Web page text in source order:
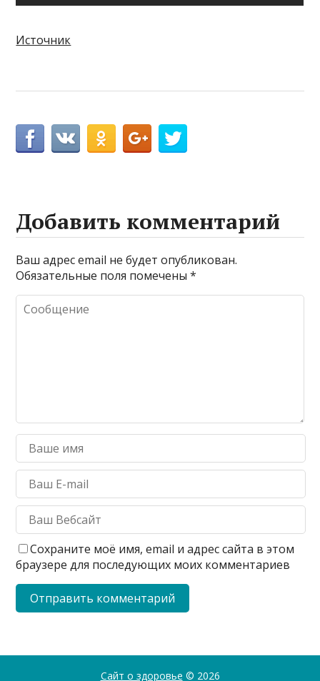
Источник
Добавить комментарий
Ваш адрес email не будет опубликован.
Обязательные поля помечены*
Сохраните моё имя, email и адрес сайта в этом
браузере для последующих моих комментариев
Сайт о здоровье © 2026